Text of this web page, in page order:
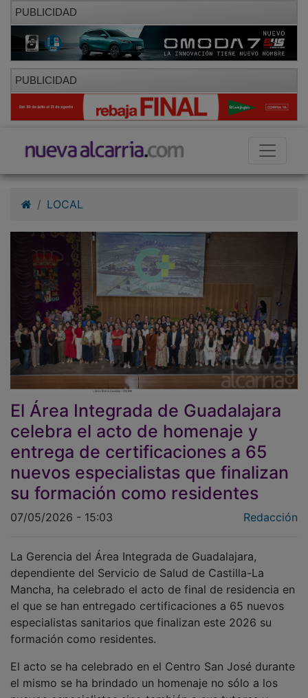
PUBLICIDAD
PUBLICIDAD
El Área Integrada de Guadalajara
celebra el acto de homenaje y
entrega de certificaciones a 65
nuevos especialistas que finalizan
su formación como residentes
La Gerencia del Área Integrada de Guadalajara,
dependiente del Servicio de Salud de Castilla-La
Mancha, ha celebrado el acto de final de residencia en
el que se han entregado certificaciones a 65 nuevos
especialistas sanitarios que finalizan este 2026 su
formación como residentes.
el mismo se ha brindado un homenaje no sólo a los
nuevos especialistas sino también a sus tutores y